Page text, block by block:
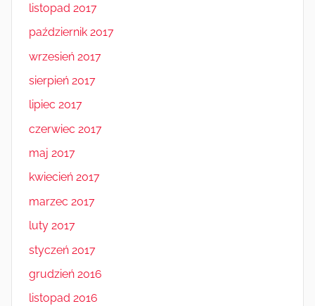
listopad 2017
październik 2017
wrzesień 2017
sierpień 2017
lipiec 2017
czerwiec 2017
maj 2017
kwiecień 2017
marzec 2017
luty 2017
styczeń 2017
grudzień 2016
listopad 2016